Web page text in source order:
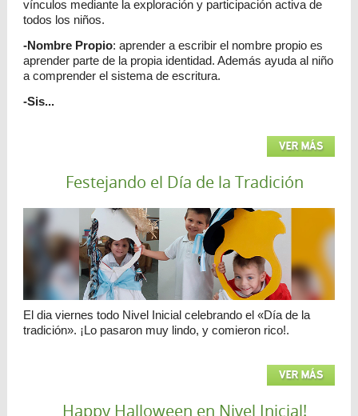
vínculos mediante la exploración y participación activa de
todos los niños.
-Nombre Propio: aprender a escribir el nombre propio es
aprender parte de la propia identidad. Además ayuda al niño
a comprender el sistema de escritura.
-Sis...
VER MÁS
Festejando el Día de la Tradición
El dia viernes todo Nivel Inicial celebrando el «Día de la
tradición». ¡Lo pasaron muy lindo, y comieron rico!.
VER MÁS
Happy Halloween en Nivel Inicial!